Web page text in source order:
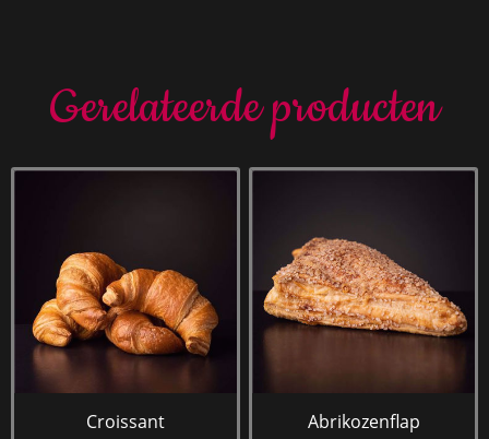
Gerelateerde producten
Croissant Abrikozenflap